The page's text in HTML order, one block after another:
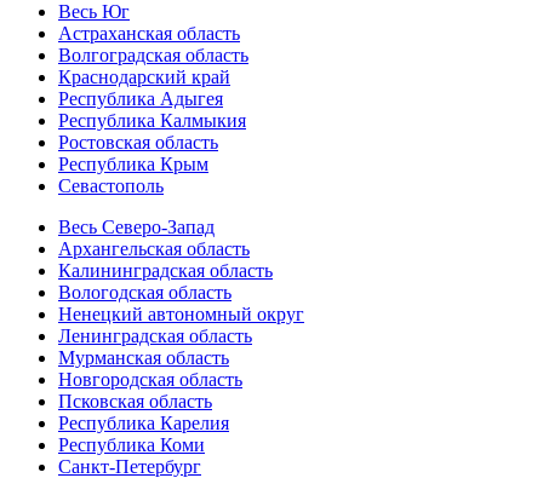
Весь Юг
Астраханская область
Волгоградская область
Краснодарский край
Республика Адыгея
Республика Калмыкия
Ростовская область
Республика Крым
Севастополь
Весь Северо-Запад
Архангельская область
Калининградская область
Вологодская область
Ненецкий автономный округ
Ленинградская область
Мурманская область
Новгородская область
Псковская область
Республика Карелия
Республика Коми
Санкт-Петербург